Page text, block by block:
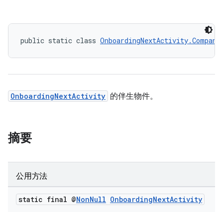
public static class
OnboardingNextActivity 的伴生物件。
摘要
公用方法
static final @NonNull OnboardingNextActivity